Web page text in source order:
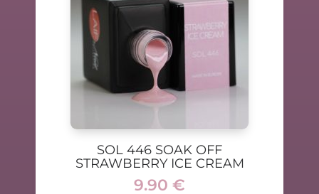
SOL 446 SOAK OFF
STRAWBERRY ICE CREAM
9.90 €